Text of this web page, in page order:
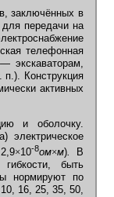
заключённых в
передачи на
телефонная
экскаваторам,
Конструкция
активных
и оболочку.
электрическое
2,9×10‑8ом×м).
В
быть
нормируют по
16, 25, 35, 50,